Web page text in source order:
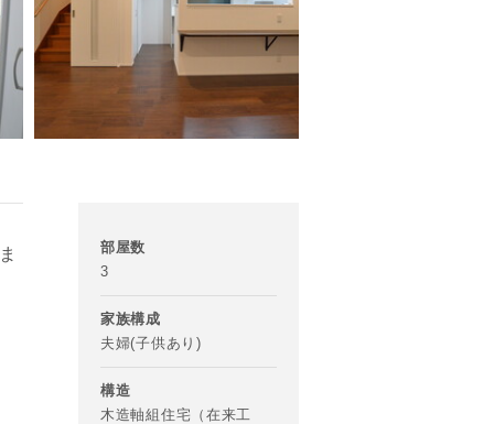
部屋数
3
家族構成
夫婦(子供あり)
構造
木造軸組住宅（在来工